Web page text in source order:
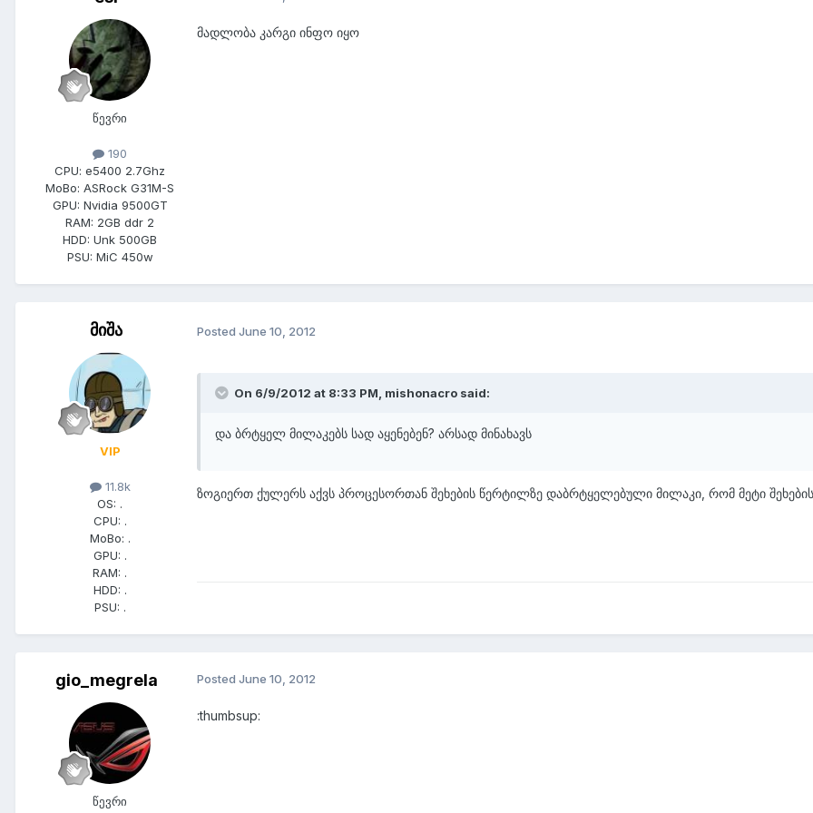
წევრი
190
CPU: e5400 2.7Ghz
MoBo: ASRock G31M-S
GPU: Nvidia 9500GT
RAM: 2GB ddr 2
HDD: Unk 500GB
PSU: MiC 450w
მადლობა კარგი ინფო იყო
მიშა
VIP
11.8k
OS: .
CPU: .
MoBo: .
GPU: .
RAM: .
HDD: .
PSU: .
Posted June 10, 2012
On 6/9/2012 at 8:33 PM, mishonacro said:
და ბრტყელ მილაკებს სად აყენებენ? არსად მინახავს
ზოგიერთ ქულერს აქვს პროცესორთან შეხების წერტილზე დაბრტყელებული მილაკი, რომ მეტი
gio_megrela
წევრი
Posted June 10, 2012
:thumbsup: